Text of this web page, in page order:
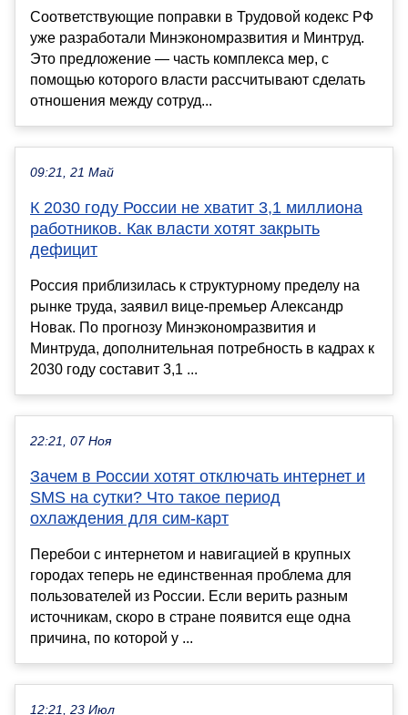
Соответствующие поправки в Трудовой кодекс РФ
уже разработали Минэкономразвития и Минтруд.
Это предложение — часть комплекса мер, с
помощью которого власти рассчитывают сделать
отношения между сотруд...
09:21, 21 Май
К 2030 году России не хватит 3,1 миллиона
работников. Как власти хотят закрыть
дефицит
Россия приблизилась к структурному пределу на
рынке труда, заявил вице-премьер Александр
Новак. По прогнозу Минэкономразвития и
Минтруда, дополнительная потребность в кадрах к
2030 году составит 3,1 ...
22:21, 07 Ноя
Зачем в России хотят отключать интернет и
SMS на сутки? Что такое период
охлаждения для сим-карт
Перебои с интернетом и навигацией в крупных
городах теперь не единственная проблема для
пользователей из России. Если верить разным
источникам, скоро в стране появится еще одна
причина, по которой у ...
12:21, 23 Июл